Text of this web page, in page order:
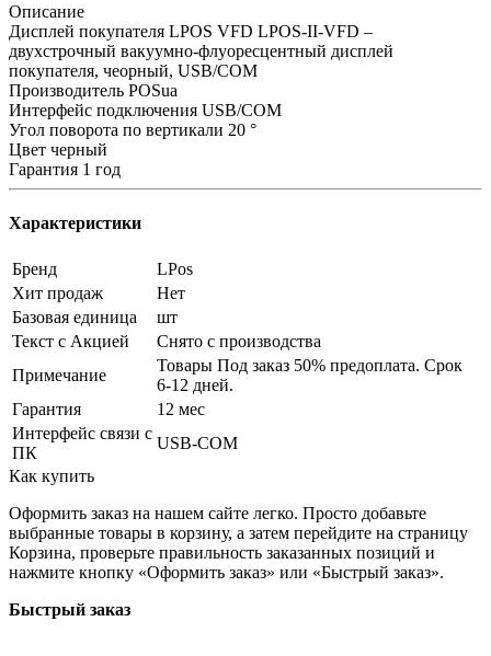
Описание
Дисплей покупателя LPOS VFD LPOS-II-VFD –
двухстрочный вакуумно-флуоресцентный дисплей
покупателя, чеорный, USB/COM
Производитель POSua
Интерфейс подключения USB/COM
Угол поворота по вертикали 20 °
Цвет черный
Гарантия 1 год
Характеристики
Бренд
LPos
Хит продаж
Нет
Базовая единица
шт
Текст с Акцией
Снято с производства
Примечание
Товары Под заказ 50% предоплата. Срок
6-12 дней.
Гарантия
12 мес
Интерфейс связи с
ПК
USB-COM
Как купить
Оформить заказ на нашем сайте легко. Просто добавьте
выбранные товары в корзину, а затем перейдите на страницу
Корзина, проверьте правильность заказанных позиций и
нажмите кнопку «Оформить заказ» или «Быстрый заказ».
Быстрый заказ